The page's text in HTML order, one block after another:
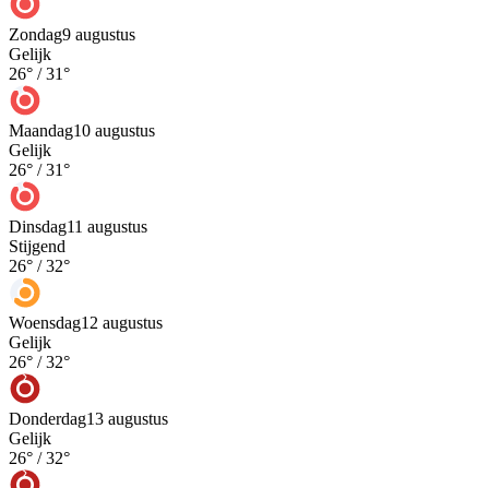
Zondag9 augustus
Gelijk
26° /31°
Maandag10 augustus
Gelijk
26° /31°
Dinsdag11 augustus
Stijgend
26° /32°
Woensdag12 augustus
Gelijk
26° /32°
Donderdag13 augustus
Gelijk
26° /32°